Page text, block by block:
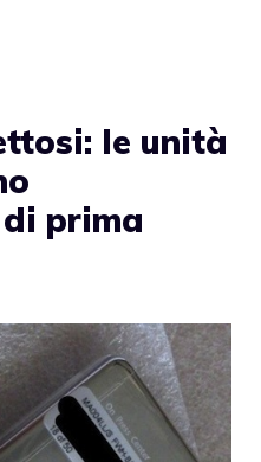
le unità
prima